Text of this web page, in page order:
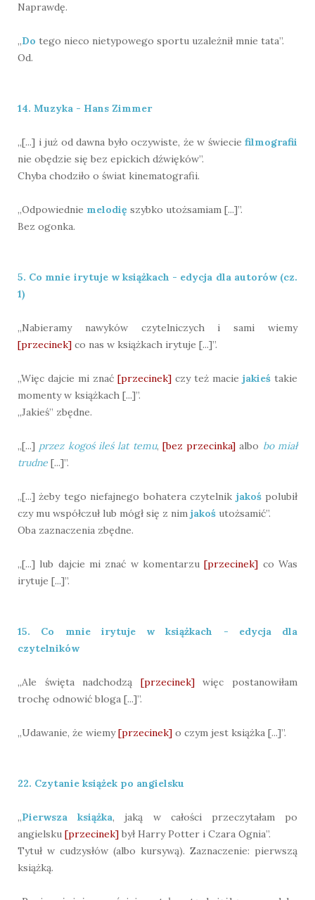
Naprawdę.
„Do tego nieco nietypowego sportu uzależnił mnie tata”.
Od.
14. Muzyka - Hans Zimmer
„[...] i już od dawna było oczywiste, że w świecie filmografii
nie obędzie się bez epickich dźwięków”.
Chyba chodziło o świat kinematografii.
„Odpowiednie melodię szybko utożsamiam [...]”.
Bez ogonka.
5. Co mnie irytuje w książkach - edycja dla autorów (cz.
1)
„Nabieramy nawyków czytelniczych i sami wiemy
[przecinek] co nas w książkach irytuje [...]”.
„Więc dajcie mi znać [przecinek] czy też macie jakieś takie
momenty w książkach [...]”.
„Jakieś” zbędne.
„[...] przez kogoś ileś lat temu, [bez przecinka] albo bo miał
trudne [...]”.
„[...] żeby tego niefajnego bohatera czytelnik jakoś polubił
czy mu współczuł lub mógł się z nim jakoś utożsamić”.
Oba zaznaczenia zbędne.
„[...] lub dajcie mi znać w komentarzu[przecinek] co Was
irytuje [...]”.
15. Co mnie irytuje w książkach - edycja dla
czytelników
„Ale święta nadchodzą [przecinek]więc postanowiłam
trochę odnowić bloga [...]”.
„Udawanie, że wiemy[przecinek] o czym jest książka [...]”.
22. Czytanie książek po angielsku
„Pierwsza książka, jaką w całości przeczytałam po
angielsku [przecinek] był Harry Potter i Czara Ognia”.
Tytuł w cudzysłów (albo kursywą). Zaznaczenie: pierwszą
książką.